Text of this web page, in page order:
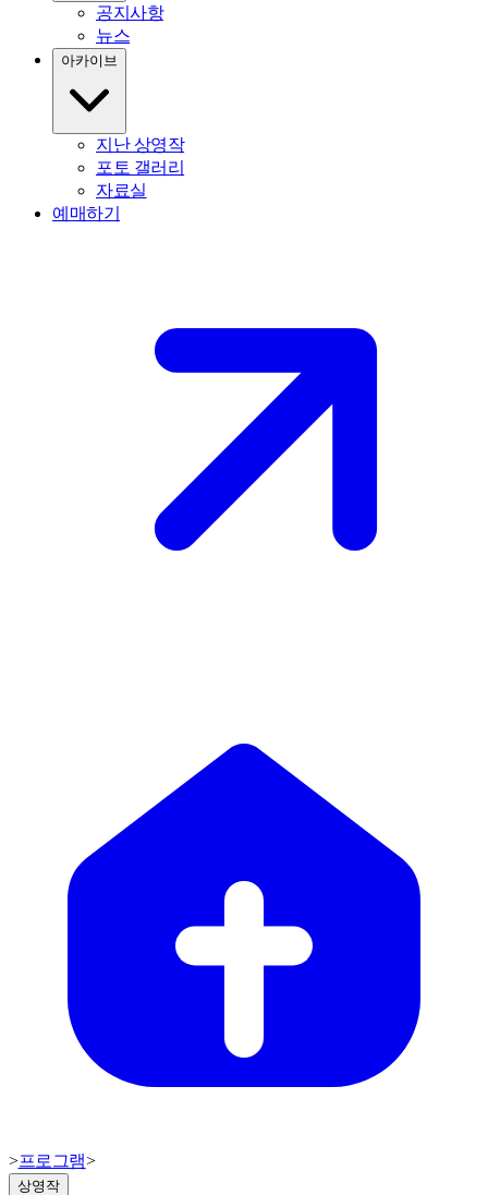
공지사항
뉴스
아카이브
지난 상영작
포토 갤러리
자료실
예매하기
>프로그램>
상영작